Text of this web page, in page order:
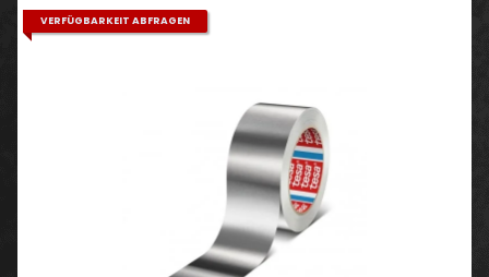
VERFÜGBARKEIT ABFRAGEN